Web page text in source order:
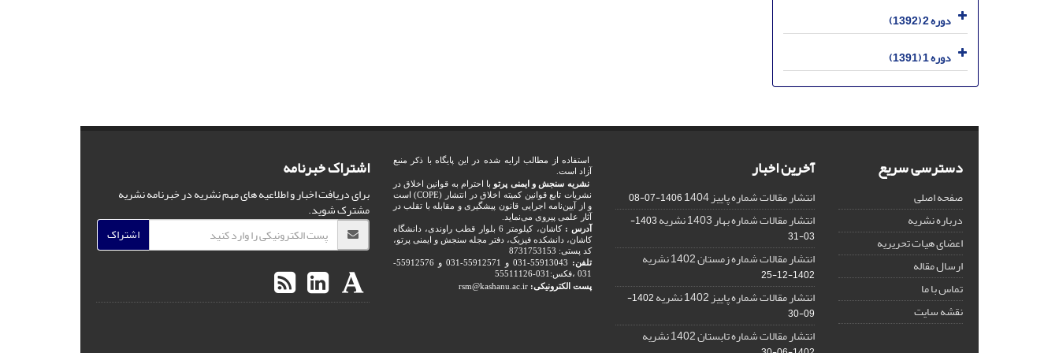
دوره 2 (1392)
دوره 1 (1391)
دسترسی سریع
صفحه اصلی
درباره نشریه
اعضای هیات تحریریه
ارسال مقاله
تماس با ما
نقشه سایت
آخرین اخبار
انتشار مقالات شماره پاییز 1404 1406-07-08
انتشار مقالات شماره بهار 1403 نشریه
1403-
03-31
انتشار مقالات شماره زمستان 1402 نشریه
1402-12-25
انتشار مقالات شماره پاییز 1402 نشریه
1402-
09-30
انتشار مقالات شماره تابستان 1402 نشریه
استفاده از مطالب ارایه شده در این پایگاه با ذکر منبع
آزاد است.
نشریه سنجش و ایمنی پرتو با احترام به قوانین اخلاق در
نشریات تابع قوانین کمیته اخلاق در انتشار (COPE) است
و از آیین‌نامه اجرایی قانون پیشگیری و مقابله با تقلب در
آثار علمی پیروی می‌نماید.
آدرس :
کاشان، کیلومتر 6 بلوار قطب راوندی، دانشگاه
کاشان، دانشکده فیزیک، دفتر مجله سنجش و ایمنی پرتو،
کد پستی: 8731753153
تلفن:
55913043-031 و 55912571-031 و 55912576-
031 ،فکس:031-55511126
پست الکترونیکی: rsm@kashanu.ac.ir
اشتراک خبرنامه
برای دریافت اخبار و اطلاعیه های مهم نشریه در خبرنامه نشریه
مشترک شوید.
اشتراک